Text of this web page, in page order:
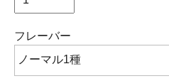
フレーバー